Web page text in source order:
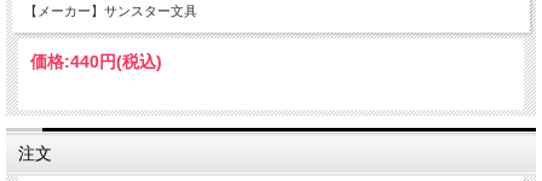
【メーカー】サンスター文具
価格:440円(税込)
注文